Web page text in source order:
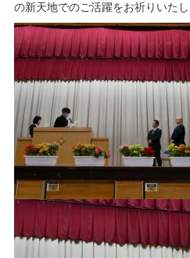
の新天地でのご活躍をお祈りいたし